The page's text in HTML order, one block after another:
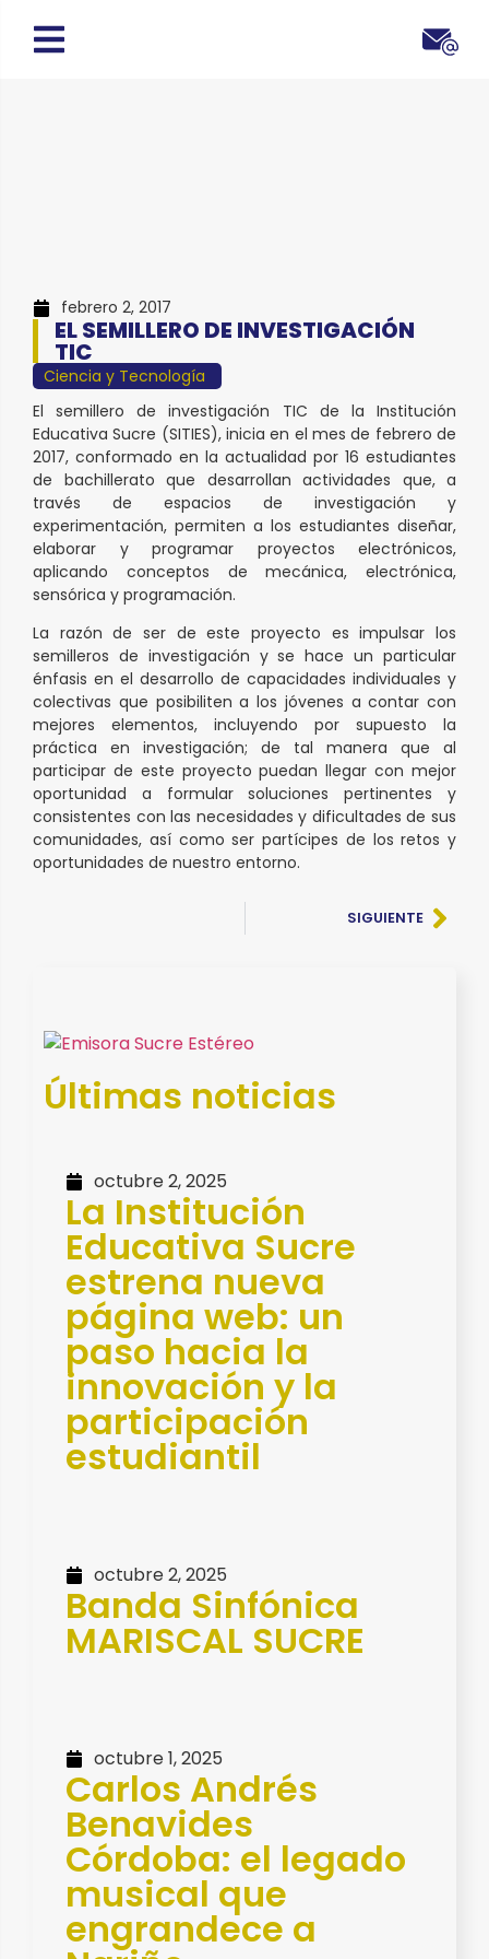
Últimas noticias
octubre 2, 2025
La Institución
Educativa Sucre
estrena nueva
página web: un
paso hacia la
innovación y la
participación
estudiantil
octubre 2, 2025
Banda Sinfónica
MARISCAL SUCRE
octubre 1, 2025
Carlos Andrés
Benavides
Córdoba: el legado
musical que
engrandece a
febrero 2, 2017
EL SEMILLERO DE INVESTIGACIÓN
TIC
Ciencia y Tecnología
El semillero de investigación TIC de la Institución
Educativa Sucre (SITIES), inicia en el mes de febrero de
2017, conformado en la actualidad por 16 estudiantes
de bachillerato que desarrollan actividades que, a
través de espacios de investigación y
experimentación, permiten a los estudiantes diseñar,
elaborar y programar proyectos electrónicos,
aplicando conceptos de mecánica, electrónica,
sensórica y programación.
La razón de ser de este proyecto es impulsar los
semilleros de investigación y se hace un particular
énfasis en el desarrollo de capacidades individuales y
colectivas que posibiliten a los jóvenes a contar con
mejores elementos, incluyendo por supuesto la
práctica en investigación; de tal manera que al
participar de este proyecto puedan llegar con mejor
oportunidad a formular soluciones pertinentes y
consistentes con las necesidades y dificultades de sus
comunidades, así como ser partícipes de los retos y
oportunidades de nuestro entorno.
SIGUIENTE